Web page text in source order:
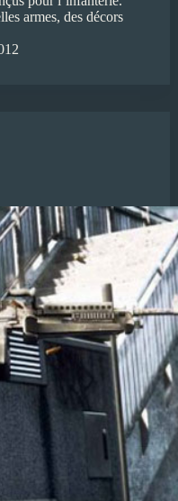
armes, des décors